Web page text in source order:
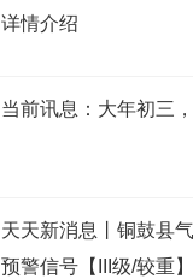
详情介绍
当前讯息：大年初三
天天新消息丨铜鼓县
预警信号【III级/较重